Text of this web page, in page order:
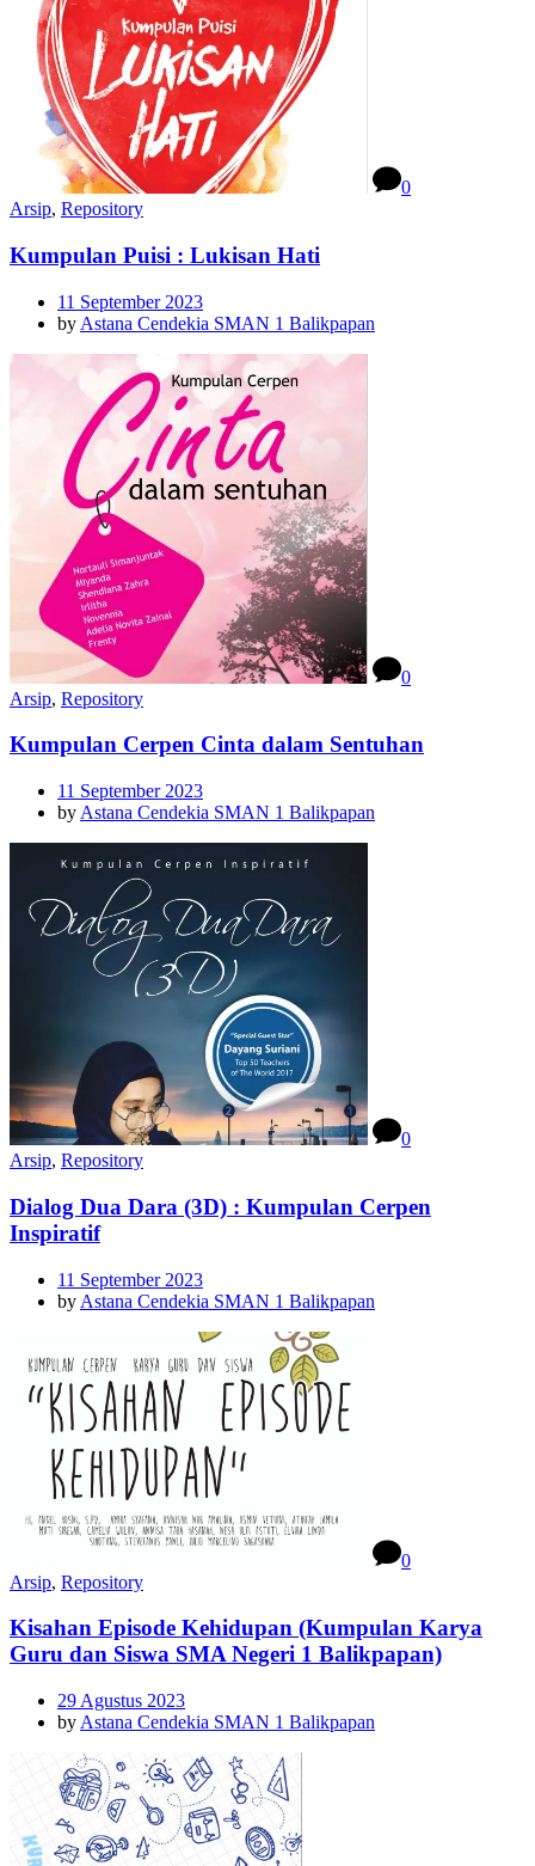
0
Arsip, Repository
Kumpulan Puisi : Lukisan Hati
11 September 2023
by Astana Cendekia SMAN 1 Balikpapan
0
Arsip, Repository
Kumpulan Cerpen Cinta dalam Sentuhan
11 September 2023
by Astana Cendekia SMAN 1 Balikpapan
0
Arsip, Repository
Dialog Dua Dara (3D) : Kumpulan Cerpen
Inspiratif
11 September 2023
by Astana Cendekia SMAN 1 Balikpapan
0
Arsip, Repository
Kisahan Episode Kehidupan (Kumpulan Karya
Guru dan Siswa SMA Negeri 1 Balikpapan)
29 Agustus 2023
by Astana Cendekia SMAN 1 Balikpapan